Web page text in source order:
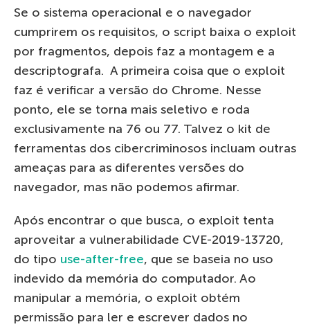
Se o sistema operacional e o navegador
cumprirem os requisitos, o script baixa o exploit
por fragmentos, depois faz a montagem e a
descriptografa. A primeira coisa que o exploit
faz é verificar a versão do Chrome. Nesse
ponto, ele se torna mais seletivo e roda
exclusivamente na 76 ou 77. Talvez o kit de
ferramentas dos cibercriminosos incluam outras
ameaças para as diferentes versões do
navegador, mas não podemos afirmar.
Após encontrar o que busca, o exploit tenta
aproveitar a vulnerabilidade CVE-2019-13720,
do tipo use-after-free, que se baseia no uso
indevido da memória do computador. Ao
manipular a memória, o exploit obtém
permissão para ler e escrever dados no